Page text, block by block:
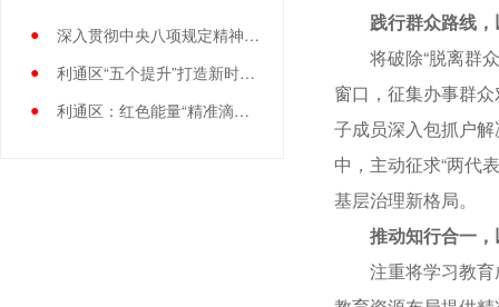
●
深入贯彻中央八项规定精神学习教育中央指导组暨中央层面工作专班总结会议召开
●
利通区“五个提升”打造新时代党员先锋队伍
●
利通区：红色能量“精准滴灌”基层党员
践行群众路线
将破除“脱离群众
窗口，征集办事群
子成员深入包抓户解
中，主动征求“两代
基层治理新格局。
推动知行合一
注重将学习教育